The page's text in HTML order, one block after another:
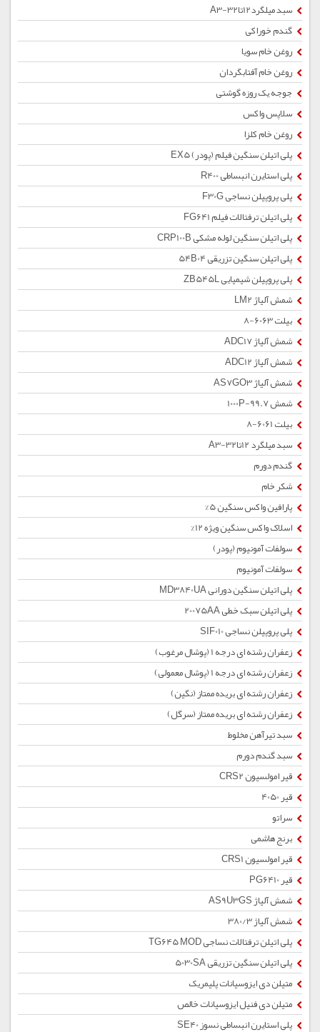
سبد میلگرد12تا32-A3
گندم خوراکی
روغن خام سویا
روغن خام آفتابگردان
جوجه یک روزه گوشتی
سلاپس واکس
روغن خام کلزا
پلی اتیلن سنگین فیلم (پودر) EX5
پلی استایرن انبساطی R400
پلی پروپیلن نساجی F30G
پلی اتیلن ترفتالات فیلم FG641
پلی اتیلن سنگین لوله مشکی CRP100B
پلی اتیلن سنگین تزریقی 54B04
پلی پروپیلن شیمیایی ZB545L
شمش آلیاژ LM2
بیلت 6063-8
شمش آلیاژ ADC17
شمش آلیاژ ADC12
شمش آلیاژ AS7GO3
شمش 1000P-99.7
بیلت 6061-8
سبد میلگرد 12تا32-A3
گندم دورم
شکر خام
پارافین واکس سنگین 5%
اسلاک واکس سنگین ویژه 12%
سولفات آمونیوم (پودر)
سولفات آمونیوم
پلی اتیلن سنگین دورانی MD3840UA
پلی اتیلن سبک خطی 20075AA
پلی پروپیلن نساجی SIF010
زعفران رشته ای درجه 1 (پوشال مرغوب)
زعفران رشته ای درجه 1 (پوشال معمولی)
زعفران رشته ای بریده ممتاز (نگین)
زعفران رشته ای بریده ممتاز (سرگل)
سبد تیرآهن مخلوط
سبد گندم دورم
قیر امولسیون CRS2
قیر 4050
سراتو
برنج هاشمی
قیر امولسیون CRS1
قیر PG6410
شمش آلیاژ AS9U3GS
شمش آلیاژ 380/3
پلی اتیلن ترفتالات نساجی TG645 MOD
پلی اتیلن سنگین تزریقی 5030SA
متیلن دی ایزوسیانات پلیمریک
متیلن دی فنیل ایزوسیانات خالص
پلی استایرن انبساطی نسوز SE40